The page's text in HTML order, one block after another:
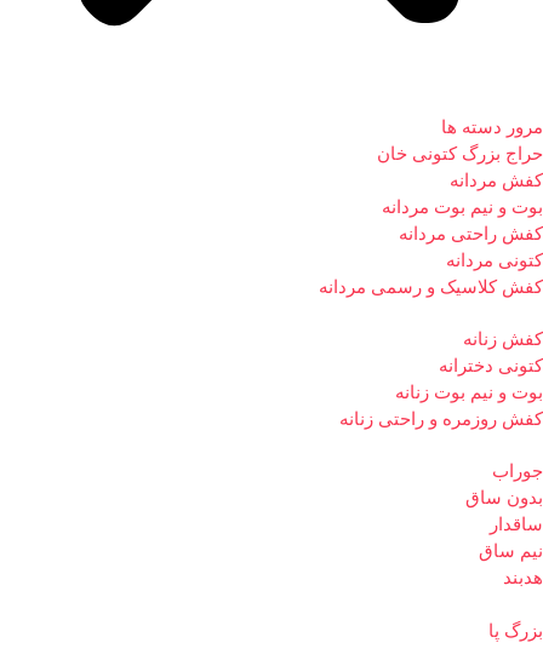
مرور دسته ها
حراج بزرگ کتونی خان
کفش مردانه
بوت و نیم بوت مردانه
کفش راحتی مردانه
کتونی مردانه
کفش کلاسیک و رسمی مردانه
کفش زنانه
کتونی دخترانه
بوت و نیم بوت زنانه
کفش روزمره و راحتی زنانه
جوراب
بدون ساق
ساقدار
نیم ساق
هدبند
بزرگ پا